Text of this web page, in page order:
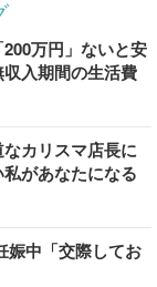
万円」ないと安
入期間の生活費
カリスマ店長に
があなたになる
娠中「交際してお